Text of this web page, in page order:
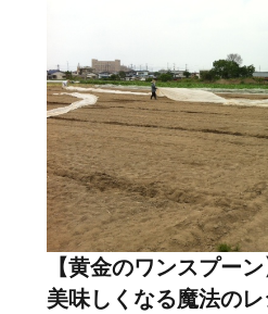
【黄金のワンスプー
美味しくなる魔法のレ